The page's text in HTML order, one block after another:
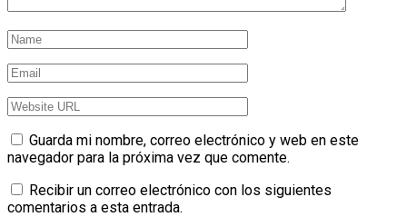
Guarda mi nombre, correo electrónico y web en este
navegador para la próxima vez que comente.
Recibir un correo electrónico con los siguientes
comentarios a esta entrada.